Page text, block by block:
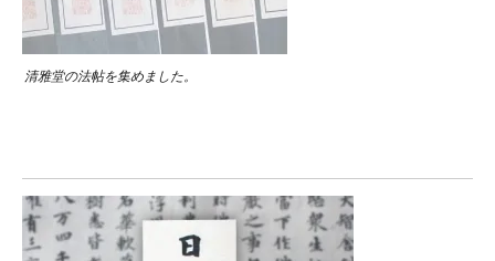
清雅堂の法帖を集めました。